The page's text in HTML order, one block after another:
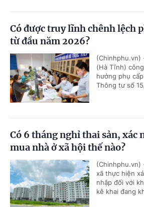
Có được truy lĩnh chênh lệch
từ đầu năm 2026?
(Chinhphu.vn)
(Hà Tĩnh)
hưởng phụ
Thông tư số
Có 6 tháng nghỉ thai sản, xác
mua nhà ở xã hội thế nào?
(Chinhphu.vn)
xã thực hiện
nhập đối với
kê khai đang